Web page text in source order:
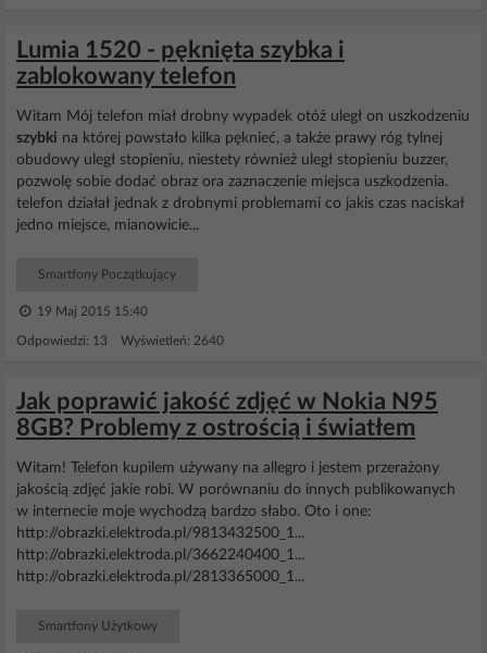
Lumia 1520 - pęknięta szybka i
zablokowany telefon
Witam Mój telefon miał drobny wypadek otóż uległ on uszkodzeniu
szybki na której powstało kilka pęknieć, a także prawy róg tylnej
obudowy uległ stopieniu, niestety również uległ stopieniu buzzer,
pozwolę sobie dodać obraz ora zaznaczenie miejsca uszkodzenia.
telefon działał jednak z drobnymi problemami co jakis czas naciskał
jedno miejsce, mianowicie...
Smartfony Początkujący
19 Maj 2015 15:40
Odpowiedzi: 13 Wyświetleń: 2640
Jak poprawić jakość zdjęć w Nokia N95
8GB? Problemy z ostrością i światłem
Witam! Telefon kupilem używany na allegro i jestem przerażony
jakością zdjęć jakie robi. W porównaniu do innych publikowanych
w internecie moje wychodzą bardzo słabo. Oto i one:
http://obrazki.elektroda.pl/9813432500_1...
http://obrazki.elektroda.pl/3662240400_1...
http://obrazki.elektroda.pl/2813365000_1...
Smartfony Użytkowy